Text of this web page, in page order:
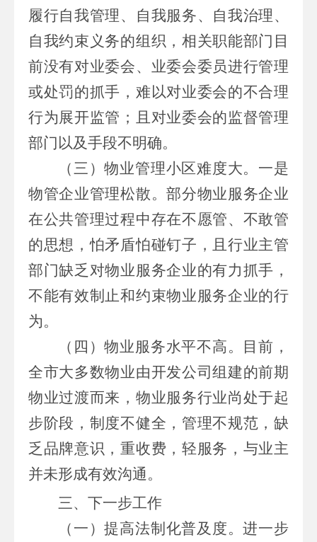
履行自我管理、自我服务、自我治理、
自我约束义务的组织，相关职能部门目
前没有对业委会、业委会委员进行管理
或处罚的抓手，难以对业委会的不合理
行为展开监管；且对业委会的监督管理
部门以及手段不明确。
（三）物业管理小区难度大。 一是
物管企业管理松散。部分物业服务企业
在公共管理过程中存在不愿管、不敢管
的思想，怕矛盾怕碰钉子，且 行业主管
部门缺乏对物业服务企业的有力抓手，
不能有效制止和约束物业服务企业的行
为。
（四）物业服务水平不高。
目前，
全市大多数物业由开发公司组建的前期
物业过渡而来，物业服务行业尚处于起
步阶段，制度不健全，管理不规范，缺
乏品牌意识，重收费，轻服务，与业主
并未形成有效沟通。
三、 下一步工作
（一）提高法制化普及度。进一步